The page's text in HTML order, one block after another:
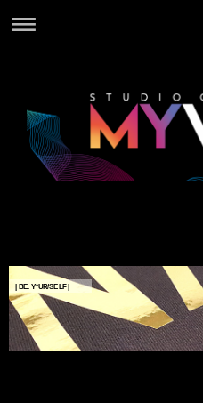
| BE. Y*UR/SELF |